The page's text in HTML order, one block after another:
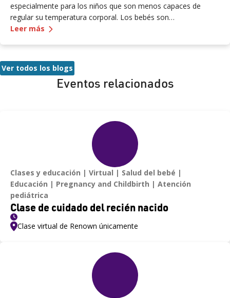
especialmente para los niños que son menos capaces de
regular su temperatura corporal. Los bebés son
particularmente vulnerables y pueden no mostrar signos
puede ocurrir rápidamente y ser mortal.
Leer más —
Ver todos los blogs
Eventos relacionados
Clases y educación Virtual
Salud del bebé
Educación
Pregnancy and Childbirth
Atención
pediátrica
Clase de cuidado del recién nacido
Clase virtual de Renown únicamente